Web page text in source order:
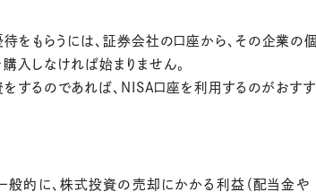
をもらうには、証券会社の口座から、その企業の個
入しなければ始まりません。
するのであれば、NISA口座を利用するのがおすす
一般的に、株式投資の売却にかかる利益（配当金や